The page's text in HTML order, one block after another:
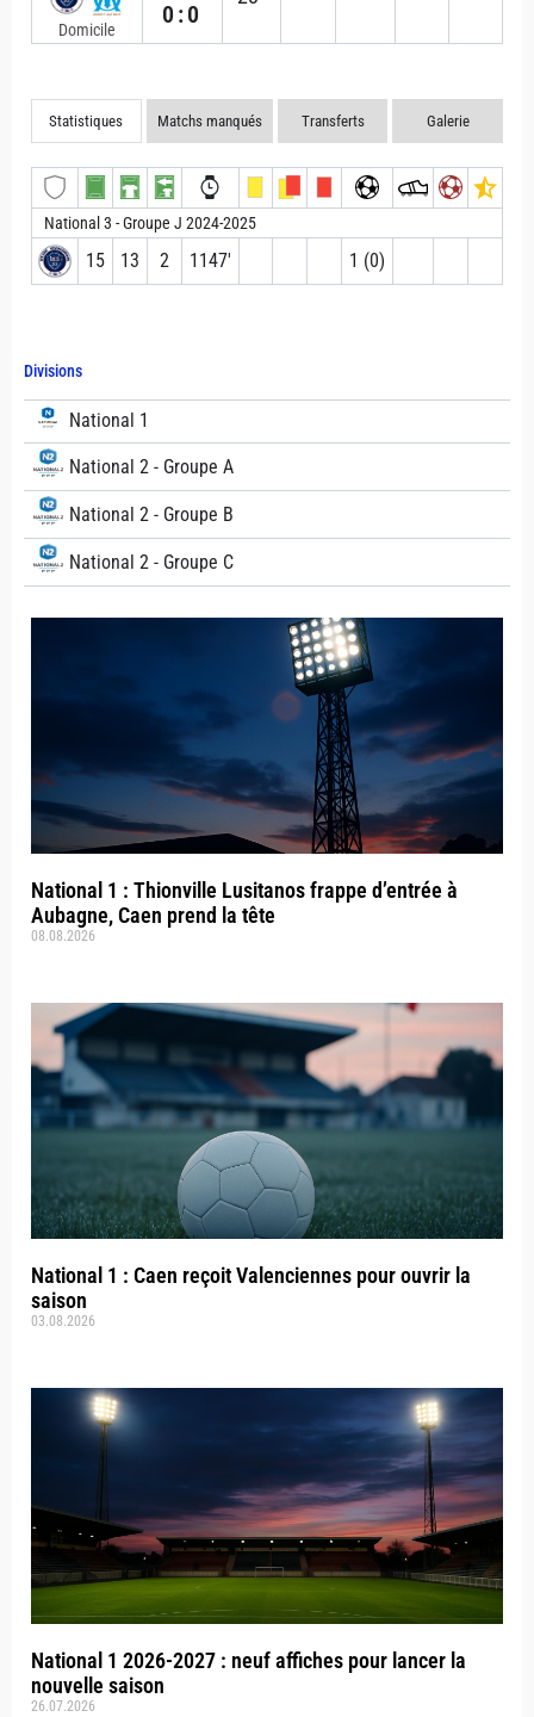
Divisions
National 1
National 2 - Groupe A
National 2 - Groupe B
National 2 - Groupe C
National 1 : Thionville Lusitanos frappe d’entrée à
Aubagne, Caen prend la tête
08.08.2026
National 1 : Caen reçoit Valenciennes pour ouvrir la
saison
03.08.2026
National 1 2026-2027 : neuf affiches pour lancer la
nouvelle saison
26.07.2026
Domicile
0:0
Statistiques Matchs manqués Transferts Galerie
National 3 - Groupe J 2024-2025
15 13 2 1147′ 1 (0)